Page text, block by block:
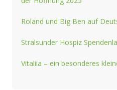
Roland und Big Ben auf
Stralsunder Hospiz
Vitaliia – ein besonderes